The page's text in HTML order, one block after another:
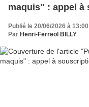
maquis" : appel à
Publié le 20/06/2026 à 13:00
Par Henri-Ferreol BILLY